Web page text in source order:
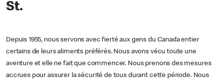
St.
Depuis 1955, nous servons avec fierté aux gens du Canada entier
certains de leurs aliments préférés. Nous avons vécu toute une
aventure et elle ne fait que commencer. Nous prenons des mesures
accrues pour assurer la sécurité de tous durant cette période. Nous